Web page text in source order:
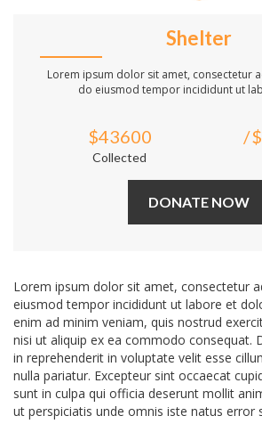
Shelter
Lorem ipsum dolor sit amet, consectetur
do eiusmod tempor incididunt ut
$43600
Collected
DONATE NOW
Lorem ipsum dolor sit amet, consectetur
eiusmod tempor incididunt ut labore et
enim ad minim veniam, quis nostrud
nisi ut aliquip ex ea commodo consequat.
in reprehenderit in voluptate velit esse
nulla pariatur. Excepteur sint occaecat
sunt in culpa qui officia deserunt mollit
ut perspiciatis unde omnis iste natus error